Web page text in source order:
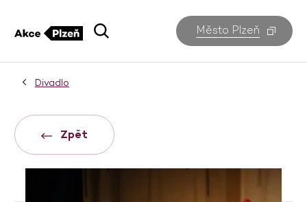
Město Plzeň
Divadlo
Zpět